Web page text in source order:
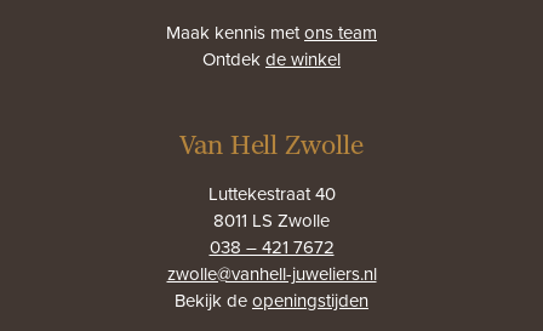
Maak kennis metons team
Ontdekde winkel
Van Hell Zwolle
Luttekestraat 40
8011 LS Zwolle
038 – 421 7672
zwolle@vanhell-juweliers.nl
Bekijk deopeningstijden